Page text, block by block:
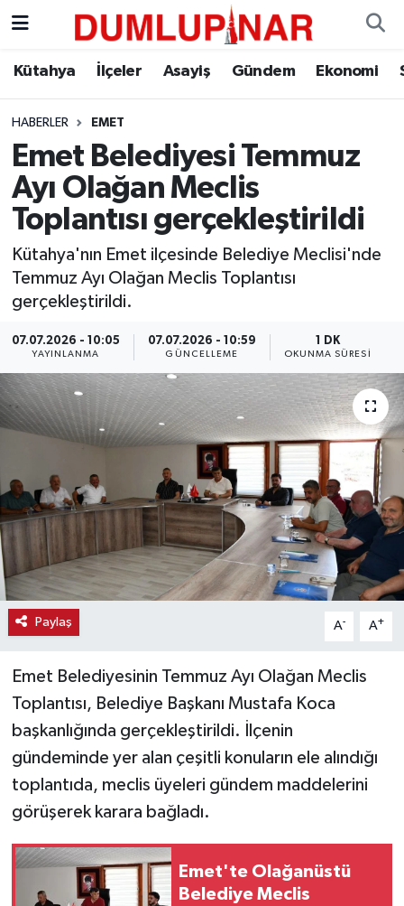
Kütahya İlçeler Asayiş Gündem Ekonomi
HABERLER EMET
Emet Belediyesi Temmuz
Ayı Olağan Meclis
Toplantısı gerçekleştirildi
Kütahya'nın Emet ilçesinde Belediye Meclisi'nde
Temmuz Ayı Olağan Meclis Toplantısı
gerçekleştirildi.
07.07.2026 - 10:05
YAYINLANMA
07.07.2026 - 10:59
GÜNCELLEME
1 DK
OKUNMA SÜRESI
Paylaş A- A+
Emet Belediyesinin Temmuz Ayı Olağan Meclis
Toplantısı, Belediye Başkanı Mustafa Koca
başkanlığında gerçekleştirildi. İlçenin
gündeminde yer alan çeşitli konuların ele alındığı
toplantıda, meclis üyeleri gündem maddelerini
görüşerek karara bağladı.
Emet'te Olağanüstü
Belediye Meclis
Asayiş
Diğer
Dünya
Eğitim
Ekonomi
Eleman
Emlak
Gündem
Haber
Haber İlanlar
Kültür-Sanat
Magazin
Resmi İlanlar
Sağlık
Seri İlan
Siyaset
Spor
Teknoloji
Vasıta
Kütahya Hava Durumu
Kütahya Trafik Yoğunluk Haritası
Süper Lig Puan Durumu ve Fikstür
Tüm Manşetler
Son Dakika Haberleri
Haber Arşivi